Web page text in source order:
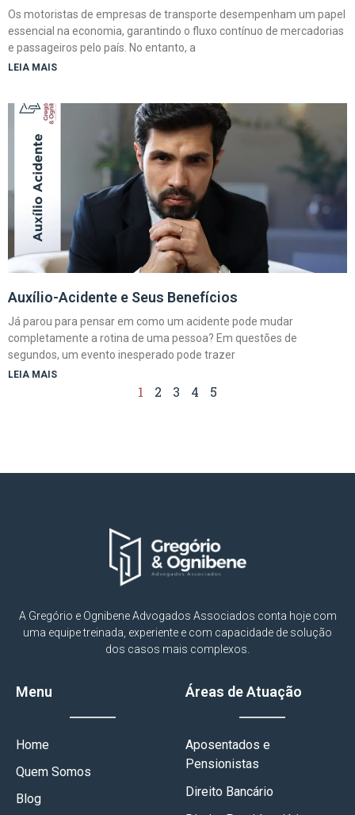
Os motoristas de empresas de transporte desempenham um papel
essencial na economia, garantindo o fluxo contínuo de mercadorias
e passageiros pelo país. No entanto, a
LEIA MAIS
Auxílio-Acidente e Seus Benefícios
Já parou para pensar em como um acidente pode mudar
completamente a rotina de uma pessoa? Em questões de
segundos, um evento inesperado pode trazer
LEIA MAIS
1 2 3 4 5
A Gregório e Ognibene Advogados Associados conta hoje com
uma equipe treinada, experiente e com capacidade de solução
dos casos mais complexos.
Menu
Home
Quem Somos
Blog
Áreas de Atuação
Aposentados e
Pensionistas
Direito Bancário